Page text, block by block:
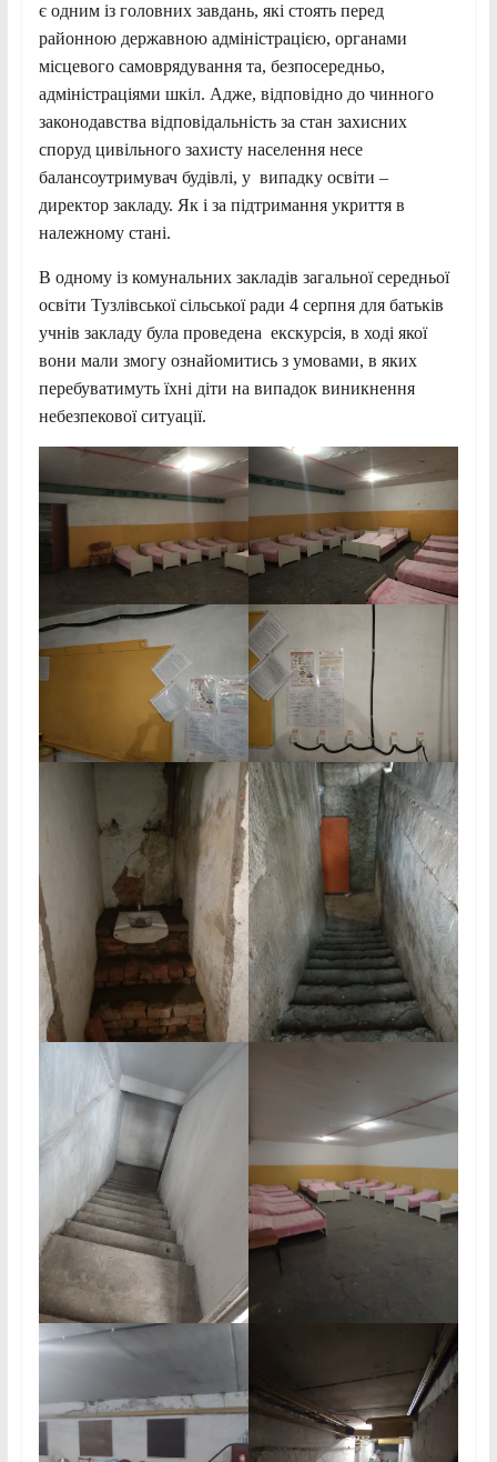
є одним із головних завдань, які стоять перед
районною державною адміністрацією, органами
місцевого самоврядування та, безпосередньо,
адміністраціями шкіл. Адже, відповідно до чинного
законодавства відповідальність за стан захисних
споруд цивільного захисту населення несе
балансоутримувач будівлі, у випадку освіти –
директор закладу. Як і за підтримання укриття в
належному стані.
В одному із комунальних закладів загальної середньої
освіти Тузлівської сільської ради 4 серпня для батьків
учнів закладу була проведена екскурсія, в ході якої
вони мали змогу ознайомитись з умовами, в яких
перебуватимуть їхні діти на випадок виникнення
небезпекової ситуації.